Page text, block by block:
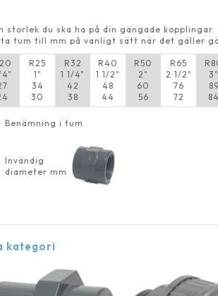
du ska ha på din gängade kopplingar.
tum till mm på vanligt sätt när det gäller
R25
1"
34
30
R32
1 1/4"
42
38
R40
1 1/2"
48
44
R50
2"
60
56
R65
2 1/2"
76
72
3"
89
84
Benämning i tum
Invändig
diameter mm
kategori